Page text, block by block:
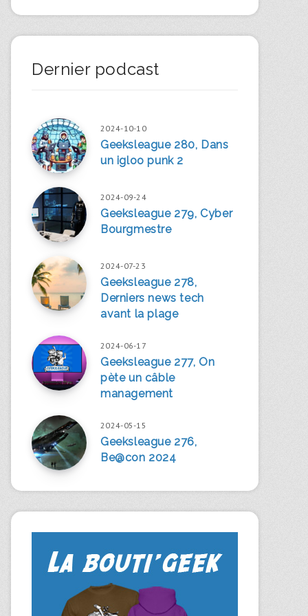
Dernier podcast
2024-10-10
Geeksleague 280, Dans
un igloo punk 2
2024-09-24
Geeksleague 279, Cyber
Bourgmestre
2024-07-23
Geeksleague 278,
Derniers news tech
avant la plage
2024-06-17
Geeksleague 277, On
pète un câble
management
2024-05-15
Geeksleague 276,
Be@con 2024